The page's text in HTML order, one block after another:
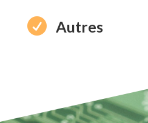
 Autres